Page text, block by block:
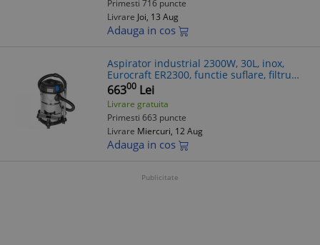
Primesti 716 puncte
Livrare Joi, 13 Aug
Adauga in cos
Aspirator industrial 2300W, 30L, inox,
Eurocraft ER2300, functie suflare, filtru
HEPA reutilizabil, priza integrata
66300 Lei
Livrare gratuita
Primesti 663 puncte
Livrare Miercuri, 12 Aug
Adauga in cos
Publicitate